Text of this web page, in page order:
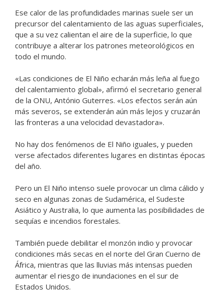
Ese calor de las profundidades marinas suele ser un
precursor del calentamiento de las aguas superficiales,
que a su vez calientan el aire de la superficie, lo que
contribuye a alterar los patrones meteorológicos en
todo el mundo.
«Las condiciones de El Niño echarán más leña al fuego
del calentamiento global», afirmó el secretario general
de la ONU, António Guterres. «Los efectos serán aún
más severos, se extenderán aún más lejos y cruzarán
las fronteras a una velocidad devastadora».
No hay dos fenómenos de El Niño iguales, y pueden
verse afectados diferentes lugares en distintas épocas
del año.
Pero un El Niño intenso suele provocar un clima cálido y
seco en algunas zonas de Sudamérica, el Sudeste
Asiático y Australia, lo que aumenta las posibilidades de
sequías e incendios forestales.
También puede debilitar el monzón indio y provocar
condiciones más secas en el norte del Gran Cuerno de
África, mientras que las lluvias más intensas pueden
aumentar el riesgo de inundaciones en el sur de
Estados Unidos.